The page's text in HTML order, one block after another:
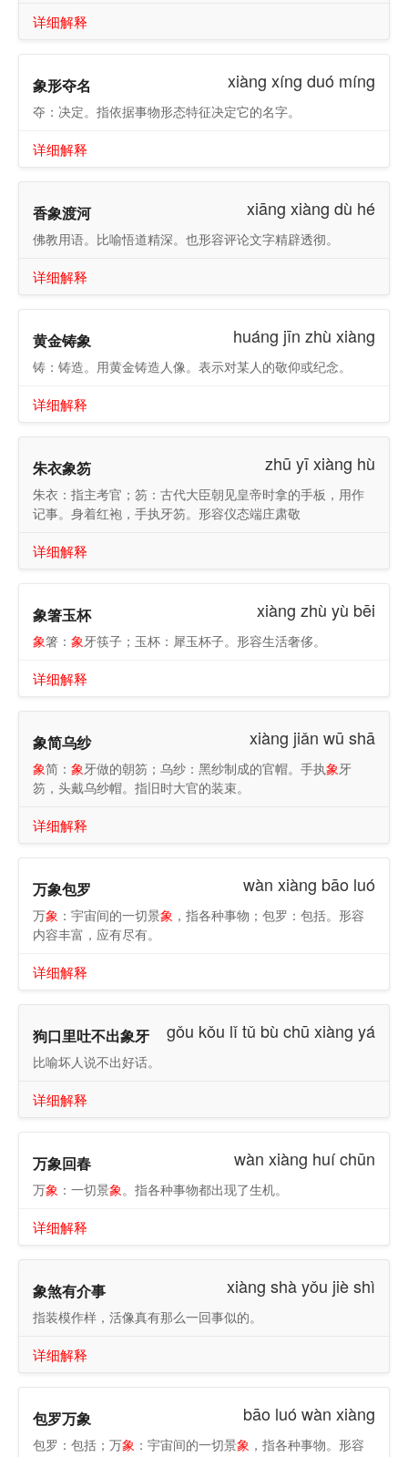
详细解释
象形夺名 xiàng xíng duó míng
夺：决定。指依据事物形态特征决定它的名字。
详细解释
香象渡河 xiāng xiàng dù hé
佛教用语。比喻悟道精深。也形容评论文字精辟透彻。
详细解释
黄金铸象 huáng jīn zhù xiàng
铸：铸造。用黄金铸造人像。表示对某人的敬仰或纪念。
详细解释
朱衣象笏 zhū yī xiàng hù
朱衣：指主考官；笏：古代大臣朝见皇帝时拿的手板，用作
记事。身着红袍，手执牙笏。形容仪态端庄肃敬
详细解释
象箸玉杯 xiàng zhù yù bēi
象箸： 象牙筷子；玉杯：犀玉杯子。形容生活奢侈。
详细解释
象简乌纱 xiàng jiǎn wū shā
象简： 象牙做的朝笏；乌纱：黑纱制成的官帽。手执象牙
笏，头戴乌纱帽。指旧时大官的装束。
详细解释
万象包罗 wàn xiàng bāo luó
万象 ：宇宙间的一切景象 ，指各种事物；包罗：包括。形容
内容丰富，应有尽有。
详细解释
狗口里吐不出象牙 gǒu kǒu lǐ tǔ bù chū xiàng yá
比喻坏人说不出好话。
详细解释
万象回春 wàn xiàng huí chūn
万象 ：一切景象。指各种事物都出现了生机。
详细解释
象煞有介事 xiàng shà yǒu jiè shì
指装模作样，活像真有那么一回事似的。
详细解释
包罗万象 bāo luó wàn xiàng
包罗：包括；万象 ：宇宙间的一切景象 ，指各种事物。形容